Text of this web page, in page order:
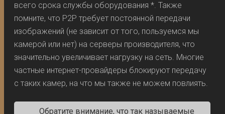
всего срока службы оборудования *. Также
помните, что P2P требует постоянной передачи
изображений (не зависит от того, пользуемся мы
камерой или нет) на серверы производителя, что
значительно увеличивает нагрузку на сеть. Многие
частные интернет-провайдеры блокируют передачу
с таких камер, на что мы также не можем повлиять.
Обратите внимание, что так называемые